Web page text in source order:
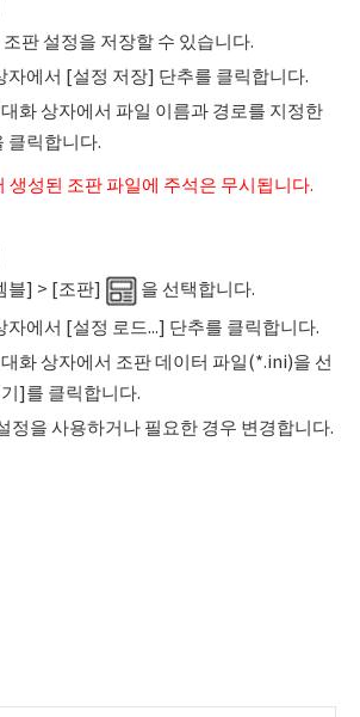
판 설정을 저장할 수 있습니다.
자에서 [설정 저장] 단추를 클릭합니다.
화 상자에서 파일 이름과 경로를 지정한
클릭합니다.
생성된 조판 파일에 주석은 무시됩니다.
블] > [조판]
을 선택합니다.
에서 [설정 로드...] 단추를 클릭합니다.
화 상자에서 조판 데이터 파일(*.ini)을 선
]를 클릭합니다.
정을 사용하거나 필요한 경우 변경합니다.